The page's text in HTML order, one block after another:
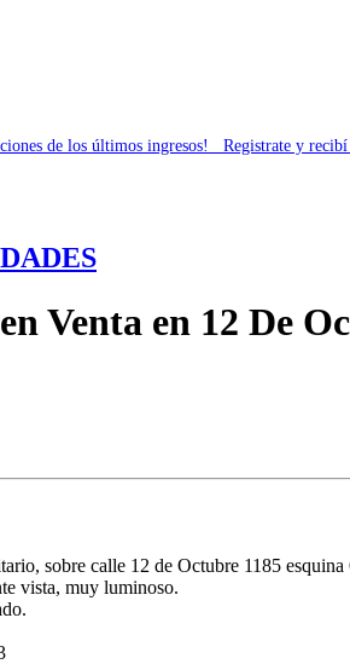
Registrate y recibí
Venta en 12 De
sobre calle 12 de Octubre 1185
vista, muy luminoso.